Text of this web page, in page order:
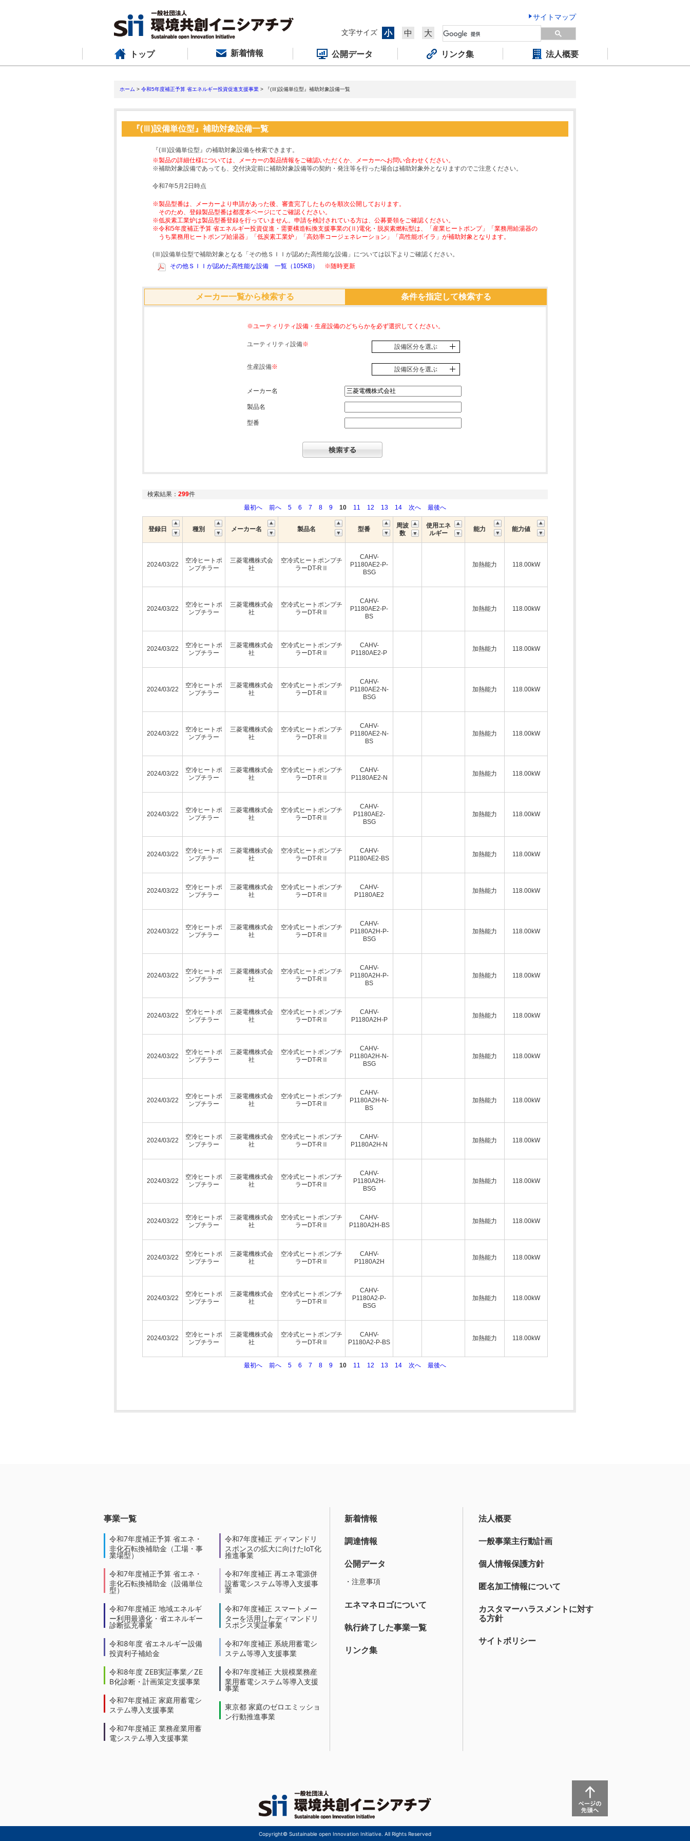
サイトマップ
文字サイズ
小 中 大
トップ 新着情報 公開データ リンク集 法人概要
ホーム > 令和5年度補正予算 省エネルギー投資促進支援事業 > 『(Ⅲ)設備単位型』補助対象設備一覧
『(Ⅲ)設備単位型』補助対象設備一覧
『(Ⅲ)設備単位型』の補助対象設備を検索できます。
※製品の詳細仕様については、メーカーの製品情報をご確認いただくか、メーカーへお問い合わせください。
※補助対象設備であっても、交付決定前に補助対象設備等の契約・発注等を行った場合は補助対象外となりますのでご注意ください。
令和7年5月2日時点
※製品型番は、メーカーより申請があった後、審査完了したものを順次公開しております。
そのため、登録製品型番は都度本ページにてご確認ください。
※低炭素工業炉は製品型番登録を行っていません。申請を検討されている方は、公募要領をご確認ください。
※令和5年度補正予算 省エネルギー投資促進・需要構造転換支援事業の(Ⅱ)電化・脱炭素燃転型は、「産業ヒートポンプ」「業務用給湯器の
うち業務用ヒートポンプ給湯器」「低炭素工業炉」「高効率コージェネレーション」「高性能ボイラ」が補助対象となります。
(Ⅲ)設備単位型で補助対象となる「その他ＳＩＩが認めた高性能な設備」については以下よりご確認ください。
その他ＳＩＩが認めた高性能な設備 一覧（105KB）
※随時更新
メーカー一覧から検索する 条件を指定して検索する
※ユーティリティ設備・生産設備のどちらかを必ず選択してください。
ユーティリティ設備※ 設備区分を選ぶ
生産設備※ 設備区分を選ぶ
メーカー名
製品名
型番
検索結果： 299件
最初へ
前へ 5 6 7 8 9 10 11 12 13 14 次へ 最後へ
登録日 種別 メーカー名 製品名 型番
周波
数
使用エネ
ルギー
能力 能力値
2024/03/22
空冷ヒートポ
ンプチラー
三菱電機株式会
社
空冷式ヒートポンプチ
ラーDT-RⅡ
CAHV-
P1180AE2-P-
BSG
加熱能力 118.00kW
2024/03/22
空冷ヒートポ
ンプチラー
三菱電機株式会
社
空冷式ヒートポンプチ
ラーDT-RⅡ
CAHV-
P1180AE2-P-
BS
加熱能力 118.00kW
2024/03/22
空冷ヒートポ
ンプチラー
三菱電機株式会
社
空冷式ヒートポンプチ
ラーDT-RⅡ
CAHV-
P1180AE2-P
加熱能力 118.00kW
2024/03/22
空冷ヒートポ
ンプチラー
三菱電機株式会
社
空冷式ヒートポンプチ
ラーDT-RⅡ
CAHV-
P1180AE2-N-
BSG
加熱能力 118.00kW
2024/03/22
空冷ヒートポ
ンプチラー
三菱電機株式会
社
空冷式ヒートポンプチ
ラーDT-RⅡ
CAHV-
P1180AE2-N-
BS
加熱能力 118.00kW
2024/03/22
空冷ヒートポ
ンプチラー
三菱電機株式会
社
空冷式ヒートポンプチ
ラーDT-RⅡ
CAHV-
P1180AE2-N
加熱能力 118.00kW
2024/03/22
空冷ヒートポ
ンプチラー
三菱電機株式会
社
空冷式ヒートポンプチ
ラーDT-RⅡ
CAHV-
P1180AE2-
BSG
加熱能力 118.00kW
2024/03/22
空冷ヒートポ
ンプチラー
三菱電機株式会
社
空冷式ヒートポンプチ
ラーDT-RⅡ
CAHV-
P1180AE2-BS
加熱能力 118.00kW
2024/03/22
空冷ヒートポ
ンプチラー
三菱電機株式会
社
空冷式ヒートポンプチ
ラーDT-RⅡ
CAHV-
P1180AE2
加熱能力 118.00kW
2024/03/22
空冷ヒートポ
ンプチラー
三菱電機株式会
社
空冷式ヒートポンプチ
ラーDT-RⅡ
CAHV-
P1180A2H-P-
BSG
加熱能力 118.00kW
2024/03/22
空冷ヒートポ
ンプチラー
三菱電機株式会
社
空冷式ヒートポンプチ
ラーDT-RⅡ
CAHV-
P1180A2H-P-
BS
加熱能力 118.00kW
2024/03/22
空冷ヒートポ
ンプチラー
三菱電機株式会
社
空冷式ヒートポンプチ
ラーDT-RⅡ
CAHV-
P1180A2H-P
加熱能力 118.00kW
2024/03/22
空冷ヒートポ
ンプチラー
三菱電機株式会
社
空冷式ヒートポンプチ
ラーDT-RⅡ
CAHV-
P1180A2H-N-
BSG
加熱能力 118.00kW
2024/03/22
空冷ヒートポ
ンプチラー
三菱電機株式会
社
空冷式ヒートポンプチ
ラーDT-RⅡ
CAHV-
P1180A2H-N-
BS
加熱能力 118.00kW
2024/03/22
空冷ヒートポ
ンプチラー
三菱電機株式会
社
空冷式ヒートポンプチ
ラーDT-RⅡ
CAHV-
P1180A2H-N
加熱能力 118.00kW
2024/03/22
空冷ヒートポ
ンプチラー
三菱電機株式会
社
空冷式ヒートポンプチ
ラーDT-RⅡ
CAHV-
P1180A2H-
BSG
加熱能力 118.00kW
2024/03/22
空冷ヒートポ
ンプチラー
三菱電機株式会
社
空冷式ヒートポンプチ
ラーDT-RⅡ
CAHV-
P1180A2H-BS
加熱能力 118.00kW
2024/03/22
空冷ヒートポ
ンプチラー
三菱電機株式会
社
空冷式ヒートポンプチ
ラーDT-RⅡ
CAHV-
P1180A2H
加熱能力 118.00kW
2024/03/22
空冷ヒートポ
ンプチラー
三菱電機株式会
社
空冷式ヒートポンプチ
ラーDT-RⅡ
CAHV-
P1180A2-P-
BSG
加熱能力 118.00kW
2024/03/22
空冷ヒートポ
ンプチラー
三菱電機株式会
社
空冷式ヒートポンプチ
ラーDT-RⅡ
CAHV-
P1180A2-P-BS
加熱能力 118.00kW
最初へ 前へ 5 6 7 8 9 10 11 12 13 14 次へ 最後へ
事業一覧
令和7年度補正予算 省エネ・
非化石転換補助金（工場・事
業場型）
令和7年度補正予算 省エネ・
非化石転換補助金（設備単位
型）
令和7年度補正 地域エネルギ
ー利用最適化・省エネルギー
診断拡充事業
令和8年度 省エネルギー設備
投資利子補給金
令和8年度 ZEB実証事業／ZE
B化診断・計画策定支援事業
令和7年度補正 家庭用蓄電シ
ステム導入支援事業
令和7年度補正 業務産業用蓄
電システム導入支援事業
令和7年度補正 ディマンドリ
スポンスの拡大に向けたIoT化
推進事業
令和7年度補正 再エネ電源併
設蓄電システム等導入支援事
業
令和7年度補正 スマートメー
ターを活用したディマンドリ
スポンス実証事業
令和7年度補正 系統用蓄電シ
ステム等導入支援事業
令和7年度補正 大規模業務産
業用蓄電システム等導入支援
事業
東京都 家庭のゼロエミッショ
ン行動推進事業
新着情報
調達情報
公開データ
・注意事項
エネマネロゴについて
執行終了した事業一覧
リンク集
法人概要
一般事業主行動計画
個人情報保護方針
匿名加工情報について
カスタマーハラスメントに対す
る方針
サイトポリシー
Copyright© Sustainable open Innovation Initiative. All Rights Reserved